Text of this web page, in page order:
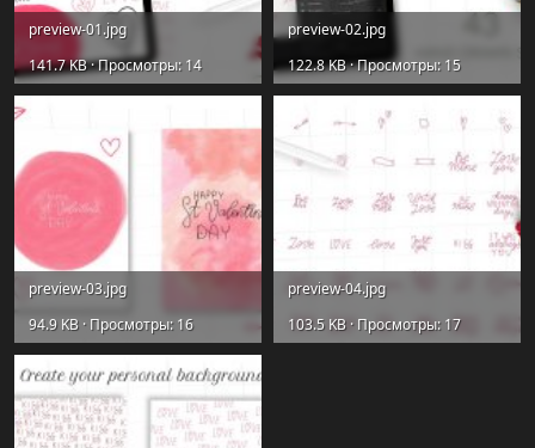
preview-01.jpg
141.7 KB · Просмотры: 14
preview-02.jpg
122.8 KB · Просмотры: 15
preview-03.jpg
94.9 KB · Просмотры: 16
preview-04.jpg
103.5 KB · Просмотры: 17